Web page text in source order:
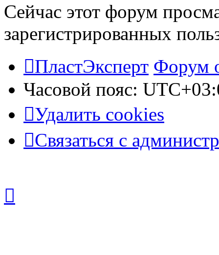
Сейчас этот форум
зарегистрированных
ПластЭксперт Форум
Часовой пояс:
Удалить cookies
Связаться с